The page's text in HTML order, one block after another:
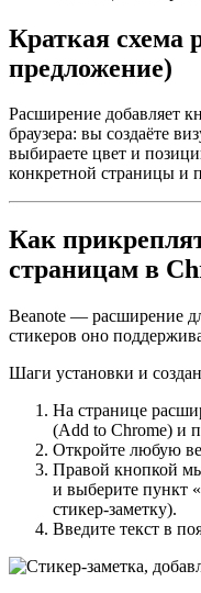
Краткая схема
предложение)
Расширение добавляет
браузера: вы создаёте
выбираете цвет и
конкретной страницы и
Как
страницам в
Beanote — расширение
стикеров оно
Шаги установки и
На странице
(Add to Chrome) и
Откройте любую
Правой кнопкой
и выберите пункт
стикер‑заметку).
Введите текст в